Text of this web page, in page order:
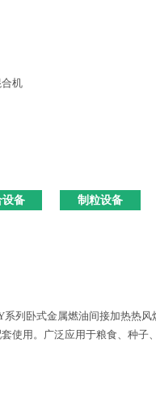
机
设备 制粒设备
卧式金属燃油间接加热热风
使用。广泛应用于粮食、种子